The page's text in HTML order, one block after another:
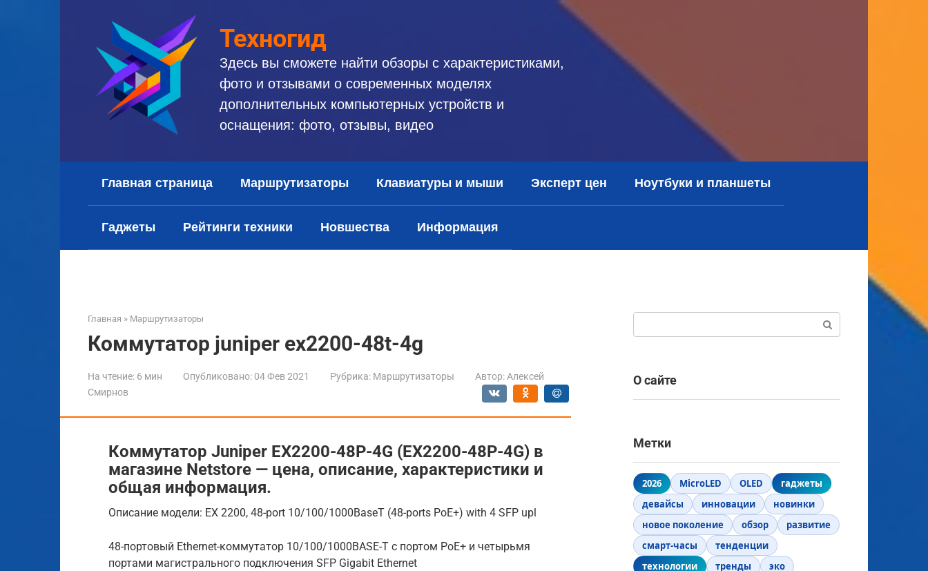
Техногид
Здесь вы сможете найти обзоры с характеристиками,
фото и отзывами о современных моделях
дополнительных компьютерных устройств и
оснащения: фото, отзывы, видео
Главная страница Маршрутизаторы Клавиатуры и мыши Эксперт цен Ноутбуки и планшеты
Гаджеты Рейтинги техники Новшества Информация
Главная » Маршрутизаторы
Коммутатор juniper ex2200-48t-4g
На чтение: 6 мин Опубликовано: 04 Фев 2021 Рубрика: Маршрутизаторы Автор: Алексей
Смирнов
Коммутатор Juniper EX2200-48P-4G (EX2200-48P-4G) в
магазине Netstore — цена, описание, характеристики и
общая информация.
Описание модели: EX 2200, 48-port 10/100/1000BaseT (48-ports PoE+) with 4 SFP upl
48-портовый Ethernet-коммутатор 10/100/1000BASE-T с портом PoE+ и четырьмя
портами магистрального подключения SFP Gigabit Ethernet
О сайте
Метки
2026 MicroLED OLED
гаджеты
девайсы
инновации
новинки
новое поколение
обзор
развитие
смарт-часы
тенденции
технологии
тренды
эко